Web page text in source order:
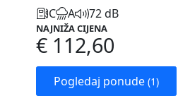
C A 72 dB
NAJNIŽA CIJENA
€ 112,60
Pogledaj ponude (1)